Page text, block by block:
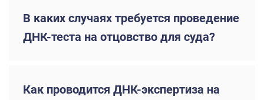
В каких случаях требуется проведение
ДНК-теста на отцовство для суда?
Как проводится ДНК-экспертиза на